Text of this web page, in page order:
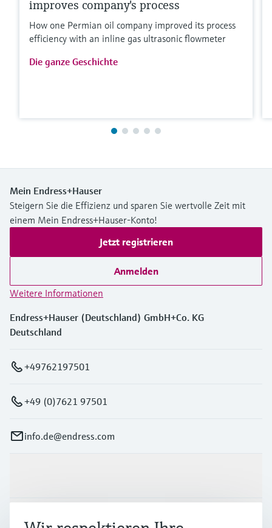
improves company's process
How one Permian oil company improved its process
efficiency with an inline gas ultrasonic flowmeter
Die ganze Geschichte
Mein Endress+Hauser
Steigern Sie die Effizienz und sparen Sie wertvolle Zeit mit
einem Mein Endress+Hauser-Konto!
Jetzt registrieren
Anmelden
Weitere Informationen
Endress+Hauser (Deutschland) GmbH+Co. KG
Deutschland
+49762197501
+49 (0)7621 97501
info.de@endress.com
Branchen